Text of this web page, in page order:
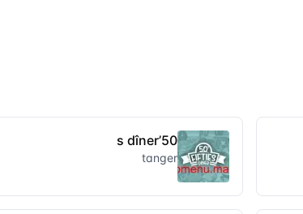
50’s dîner
tanger